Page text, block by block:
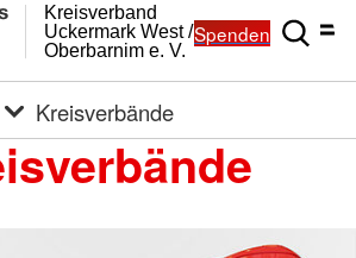
Oberbarnim e. V.
Uckermark West /
Kreisverband
Spenden
Kreisverbände